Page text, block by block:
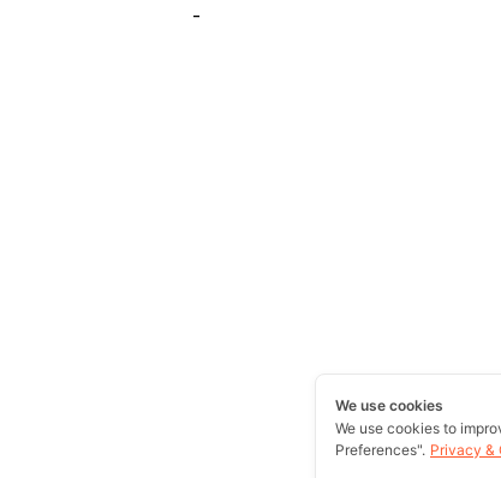
-
We use cookies
We use cookies to
Preferences". Privacy &